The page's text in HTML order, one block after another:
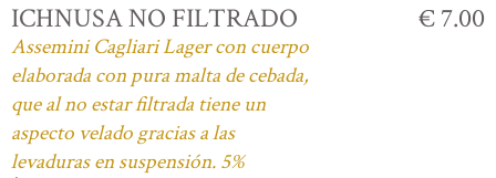
ICHNUSA NO FILTRADO
Assemini Cagliari Lager con cuerpo
elaborada con pura malta de cebada,
que al no estar filtrada tiene un
aspecto velado gracias a las
levaduras en suspensión. 5%
€ 7.00